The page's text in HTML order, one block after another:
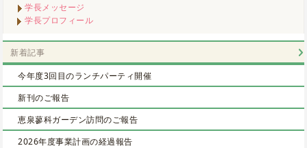
学長メッセージ
学長プロフィール
新着記事
今年度3回目のランチパーティ開催
新刊のご報告
恵泉蓼科ガーデン訪問のご報告
2026年度事業計画の経過報告